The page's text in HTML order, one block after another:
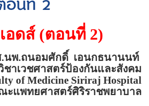
อนที่ 2
อดส์ (ตอนที่ 2)
นพ.ถนอมศักดิ์ เอนกธนานนท์
ชาเวชศาสตร์ป้องกันและสังคม
ofMedicine Siriraj Hospital
ะแพทยศาสตร์ศิริราชพยาบาล